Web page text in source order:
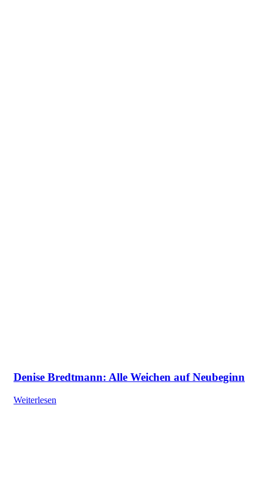
Denise Bredtmann: Alle Weichen auf Neubeginn
Weiterlesen